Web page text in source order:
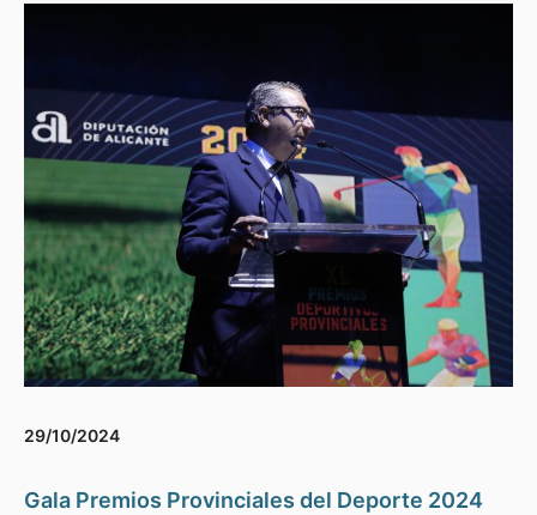
29/10/2024
Gala Premios Provinciales del Deporte 2024